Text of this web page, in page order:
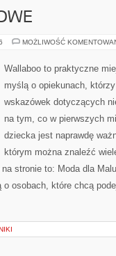
MOŻLIWOŚĆ
Wallaboo to praktyczne
myślą o opiekunach,
wskazówek dotyczących
na tym, co w pierwszych
dziecka jest naprawdę
którym można znaleźć
stronie to: Moda dla
osobach, które chcą